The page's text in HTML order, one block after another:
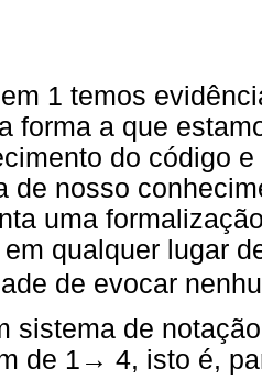
1 temos
forma a que
do código
de nosso
uma
qualquer lugar
de evocar
sistema de
de 1→ 4, isto é,